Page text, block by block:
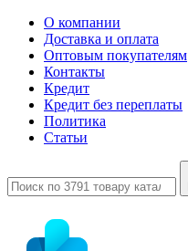
О компании
Доставка и оплата
Оптовым покупателям
Контакты
Кредит
Кредит без переплаты
Политика
Статьи